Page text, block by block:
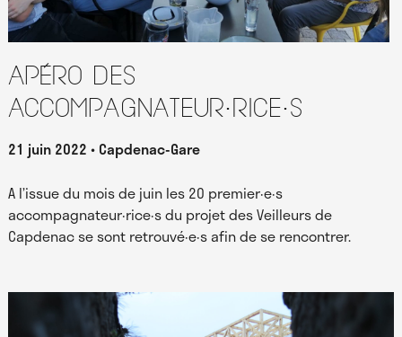
Apéro des
accompagnateur·rice·s
21 juin 2022 Capdenac-Gare
A l’issue du mois de juin les 20 premier·e·s
accompagnateur·rice·s du projet des Veilleurs de
Capdenac se sont retrouvé·e·s afin de se rencontrer.